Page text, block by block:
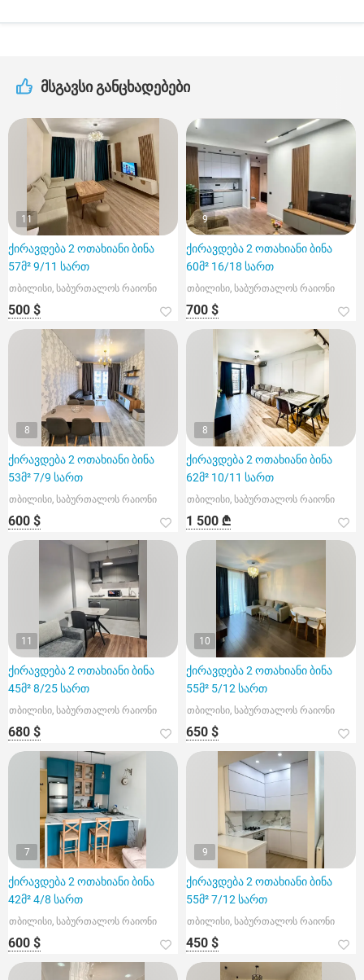
მსგავსი განცხადებები
11
ქირავდება 2 ოთახიანი ბინა
57მ² 9/11 სართ
თბილისი, საბურთალოს რაიონი
500 $
9
ქირავდება 2 ოთახიანი ბინა
60მ² 16/18 სართ
თბილისი, საბურთალოს რაიონი
700 $
8
ქირავდება 2 ოთახიანი ბინა
53მ² 7/9 სართ
თბილისი, საბურთალოს რაიონი
600 $
8
ქირავდება 2 ოთახიანი ბინა
62მ² 10/11 სართ
თბილისი, საბურთალოს რაიონი
1 500 ₾
11
ქირავდება 2 ოთახიანი ბინა
45მ² 8/25 სართ
თბილისი, საბურთალოს რაიონი
680 $
10
ქირავდება 2 ოთახიანი ბინა
55მ² 5/12 სართ
თბილისი, საბურთალოს რაიონი
650 $
7
ქირავდება 2 ოთახიანი ბინა
42მ² 4/8 სართ
თბილისი, საბურთალოს რაიონი
600 $
9
ქირავდება 2 ოთახიანი ბინა
55მ² 7/12 სართ
თბილისი, საბურთალოს რაიონი
450 $